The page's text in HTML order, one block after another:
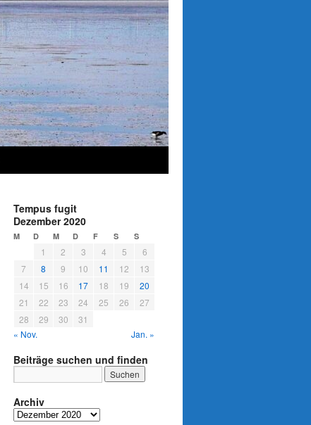
Tempus fugit
Dezember 2020
M D M D F S S
1 2 3 4 5
6
7
8 9 10 11 12
13
14
15 16 17 18 19
20
21
22 23 24 25 26
27
28
29 30
31
« Nov.
Jan. »
Beiträge suchen und finden
Archiv
Archiv